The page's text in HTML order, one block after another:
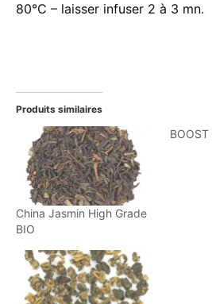
80°C – laisser infuser 2 à 3 mn.
Produits similaires
China Jasmin High Grade
BIO
BOOST